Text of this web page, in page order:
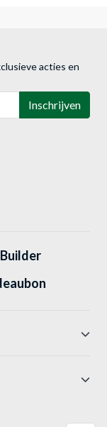
acties en
Inschrijven